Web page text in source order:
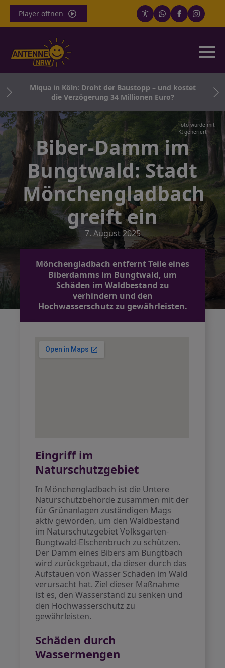
Player öffnen
Miqua in Köln: Droht der Baustopp – und kostet
die Verzögerung 34 Millionen Euro?
Foto wurde mit
KI generiert
Biber-Damm im
Bungtwald: Stadt
Mönchengladbach
greift ein
7. August 2025
Mönchengladbach entfernt Teile eines
Biberdamms im Bungtwald, um
Schäden im Waldbestand zu
verhindern und den
Hochwasserschutz zu gewährleisten.
Eingriff im
Naturschutzgebiet
In Mönchengladbach ist die Untere
Naturschutzbehörde zusammen mit der
für Grünanlagen zuständigen Mags
aktiv geworden, um den Waldbestand
im Naturschutzgebiet Volksgarten-
Bungtwald-Elschenbruch zu schützen.
Der Damm eines Bibers am Bungtbach
wird zurückgebaut, da dieser durch das
Aufstauen von Wasser Schäden im Wald
verursacht hat. Ziel dieser Maßnahme
ist es, den Wasserstand zu senken und
den Hochwasserschutz zu
gewährleisten.
Schäden durch
Wassermengen